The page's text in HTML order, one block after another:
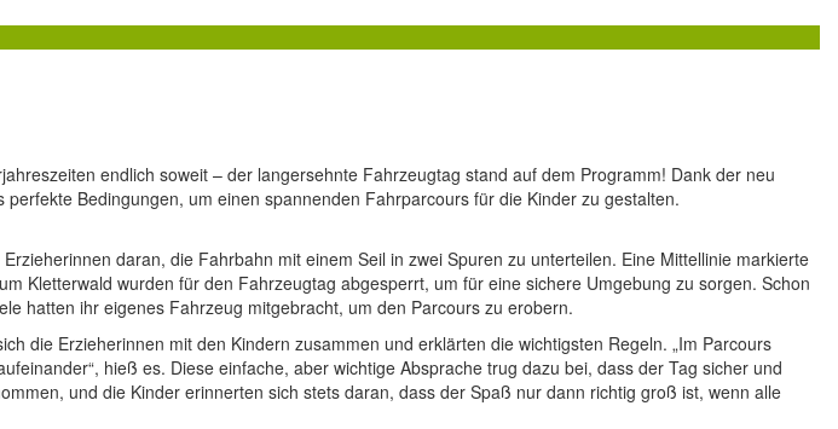
endlich soweit – der langersehnte Fahrzeugtag stand auf dem Programm! Dank der neu
Bedingungen, um einen spannenden Fahrparcours für die Kinder zu gestalten.
daran, die Fahrbahn mit einem Seil in zwei Spuren zu unterteilen. Eine Mittellinie markierte
Kletterwald wurden für den Fahrzeugtag abgesperrt, um für eine sichere Umgebung zu sorgen. Schon
hatten ihr eigenes Fahrzeug mitgebracht, um den Parcours zu erobern.
die Erzieherinnen mit den Kindern zusammen und erklärten die wichtigsten Regeln. „Im Parcours
hieß es. Diese einfache, aber wichtige Absprache trug dazu bei, dass der Tag sicher und
und die Kinder erinnerten sich stets daran, dass der Spaß nur dann richtig groß ist, wenn alle